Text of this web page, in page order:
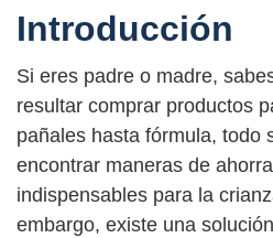
Introducción
Si eres padre o madre,
resultar comprar productos
pañales hasta fórmula, todo
encontrar maneras de
indispensables para la
embargo, existe una